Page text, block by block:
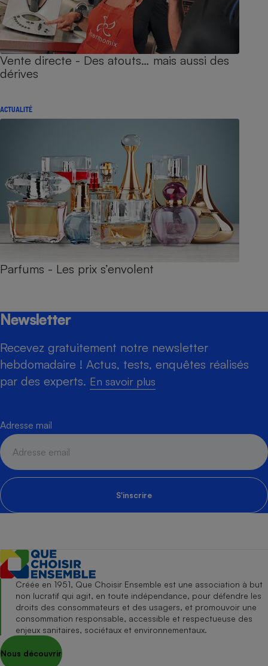
Vente directe - Des atouts… mais aussi des
dérives
ACTUALITÉ
Parfums - Les prix s’envolent
Newsletter
Recevez gratuitement notre newsletter
hebdomadaire ! Actus, tests, enquêtes réalisés
par des experts. En savoir plus
Adresse mail
S'inscrire
Créée en 1951, Que Choisir Ensemble est une association à but
non lucratif qui agit, en toute indépendance, pour défendre les
droits des consommateurs et des usagers, et promouvoir une
consommation responsable, accessible et respectueuse des
enjeux sanitaires, sociétaux et environnementaux.
Nous découvrir